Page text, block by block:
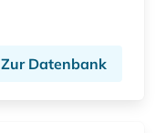
Zur Datenbank